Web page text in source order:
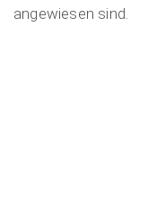
angewiesen sind.